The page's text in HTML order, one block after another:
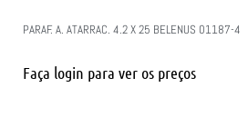
PARAF. A. ATARRAC. 4.2 X 25 BELENUS 01187-4
Faça login para ver os preços